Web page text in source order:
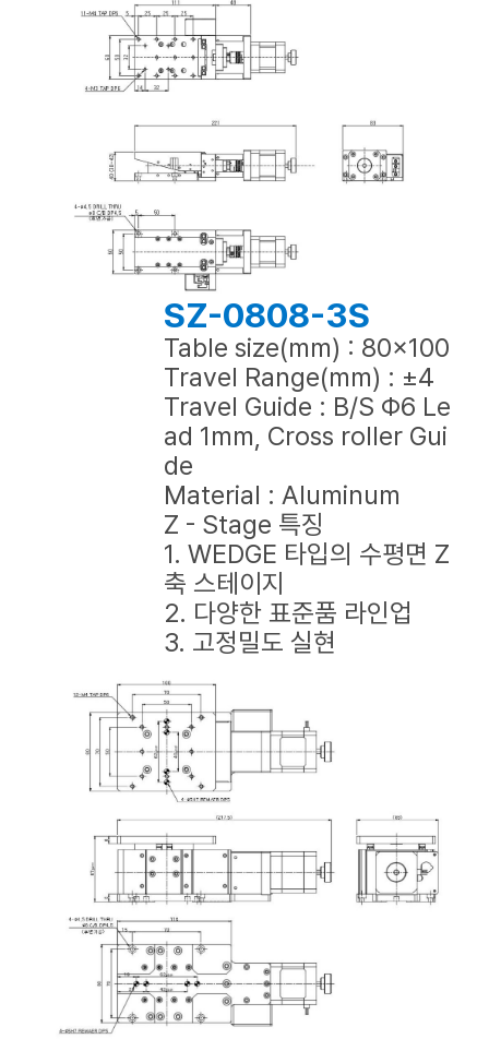
SZ-0808-3S
Table size(mm) : 80x100
Travel Range(mm) : ±4
Travel Guide : B/S Φ6 Le
ad 1mm, Cross roller Gui
de
Material : Aluminum
Z - Stage 특징
1. WEDGE 타입의 수평면 Z
축 스테이지
2. 다양한 표준품 라인업
3. 고정밀도 실현